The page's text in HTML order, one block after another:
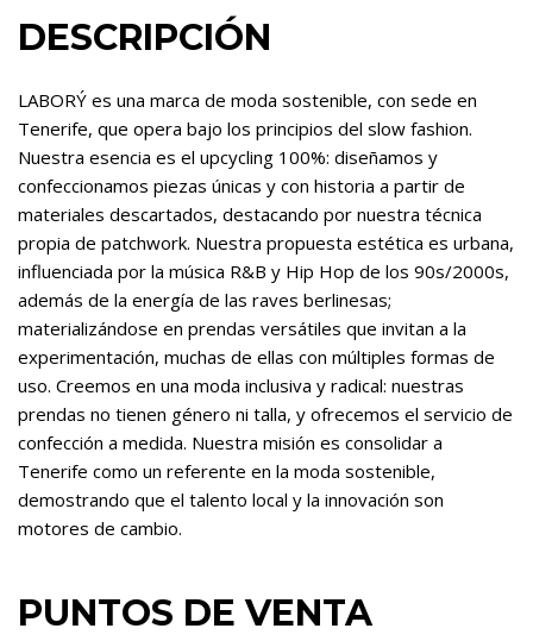
DESCRIPCIÓN
LABORÝ es una marca de moda sostenible, con sede en
Tenerife, que opera bajo los principios del slow fashion.
Nuestra esencia es el upcycling 100%: diseñamos y
confeccionamos piezas únicas y con historia a partir de
materiales descartados, destacando por nuestra técnica
propia de patchwork. Nuestra propuesta estética es urbana,
influenciada por la música R&B y Hip Hop de los 90s/2000s,
además de la energía de las raves berlinesas;
materializándose en prendas versátiles que invitan a la
experimentación, muchas de ellas con múltiples formas de
uso. Creemos en una moda inclusiva y radical: nuestras
prendas no tienen género ni talla, y ofrecemos el servicio de
confección a medida. Nuestra misión es consolidar a
Tenerife como un referente en la moda sostenible,
demostrando que el talento local y la innovación son
motores de cambio.
PUNTOS DE VENTA